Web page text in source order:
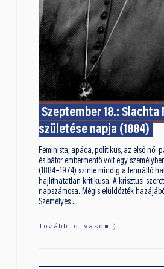
Szeptember 18.: Slachta
születése napja (1884)
Feminista, apáca, politikus, az első női
és bátor embermentő volt egy
(1884–1974) szinte mindig a fennálló
hajlíthatatlan kritikusa. A krisztusi
napszámosa. Mégis elüldözték
Személyes …
Tovább olvasom